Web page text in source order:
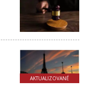
AKTUALIZOVANÉ